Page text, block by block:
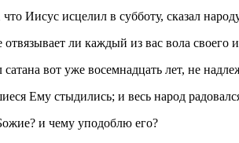
Иисус исцелил в субботу, сказал
ли каждый из вас вола своего
вот уже восемнадцать лет, не
Ему стыдились; и весь народ
и чему уподоблю его?